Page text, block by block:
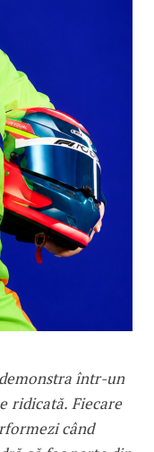
într-un
ridicată. Fiecare
când